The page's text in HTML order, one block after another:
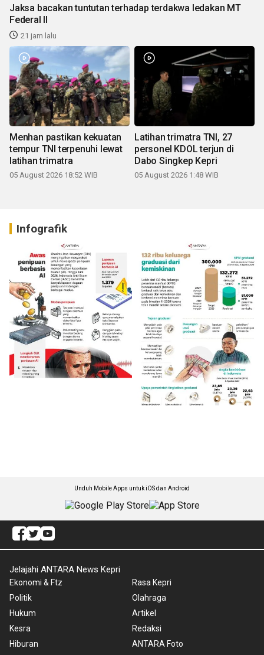
Jaksa bacakan tuntutan terhadap terdakwa ledakan MT
Federal II
21 jam lalu
Menhan pastikan kekuatan
tempur TNI terpenuhi lewat
latihan trimatra
05 August 2026 18:52 WIB
Latihan trimatra TNI, 27
personel KDOL terjun di
Dabo Singkep Kepri
05 August 2026 1:48 WIB
Infografik
Unduh Mobile Apps untuk iOS dan Android
Jelajahi ANTARA News Kepri
Ekonomi & Ftz
Politik
Hukum
Kesra
Hiburan
Rasa Kepri
Olahraga
Artikel
Redaksi
ANTARA Foto